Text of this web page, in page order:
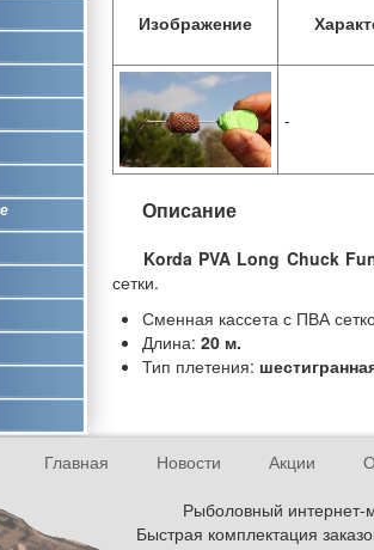
Изображение
-
Описание
Korda PVA Long Chuck
сетки.
Сменная кассета с ПВА
Длина: 20 м.
Тип плетения:
Главная Новости Акции
Рыболовный интернет-
Быстрая комплектация